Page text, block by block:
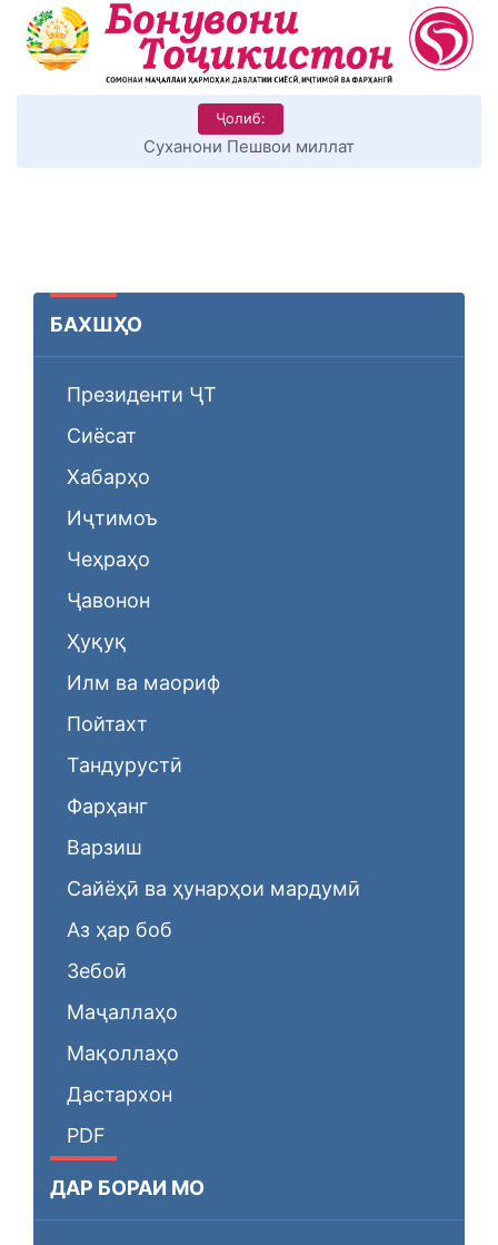
Ҷолиб:
Суханони Пешвои миллат
БАХШҲО
Президенти ҶТ
Сиёсат
Хабарҳо
Иҷтимоъ
Чеҳраҳо
Ҷавонон
Ҳуқуқ
Илм ва маориф
Пойтахт
Тандурустӣ
Фарҳанг
Варзиш
Сайёҳӣ ва ҳунарҳои мардумӣ
Аз ҳар боб
Зебоӣ
Маҷаллаҳо
Мақоллаҳо
Дастархон
PDF
ДАР БОРАИ МО